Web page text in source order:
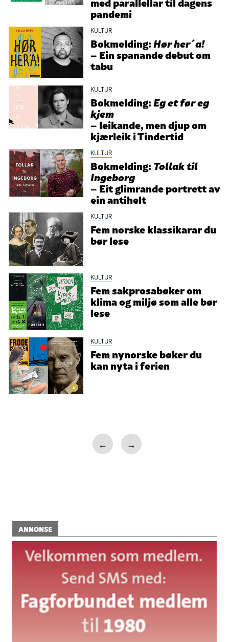
pandemi
KULTUR
Bokmelding:Hør her´a!
– Ein spanande debut om
tabu
KULTUR
Bokmelding:Eg et før eg
kjem
– leikande, men djup om
kjærleik i Tindertid
KULTUR
Bokmelding:Tollak til
Ingeborg
– Eit glimrande portrett av
ein antihelt
KULTUR
Fem norske klassikarar du
bør lese
KULTUR
Fem sakprosabøker om
klima og miljø som alle bør
lese
KULTUR
Fem nynorske bøker du
kan nyta i ferien
← →
ANNONSE